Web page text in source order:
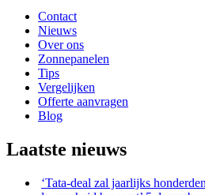
Contact
Nieuws
Over ons
Zonnepanelen
Tips
Vergelijken
Offerte aanvragen
Blog
Laatste nieuws
‘Tata-deal zal jaarlijks